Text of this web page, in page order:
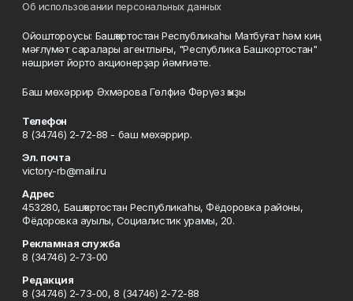
Об использовании персональных данных
Ойоштороусы: Башҡортостан Республикаһы Матбуғат һәм киң
мәғлүмәт саралары агентлығы, "Республика Башкортостан"
нәшриәт йорто акционерҙар йәмғиәте.
Баш мөхәррир Әхмәрова Гөлфиә Фәрүәз ҡыҙы
Телефон
8 (34746) 2-72-88 - баш мөхәррир.
Эл. почта
victory-rb@mail.ru
Адрес
453280, Башҡортостан Республикаһы, Фёдоровка районы,
Фёдоровка ауылы, Социалистик урамы, 20.
Рекламная служба
8 (34746) 2-73-00
Редакция
8 (34746) 2-73-00, 8 (34746) 2-72-88